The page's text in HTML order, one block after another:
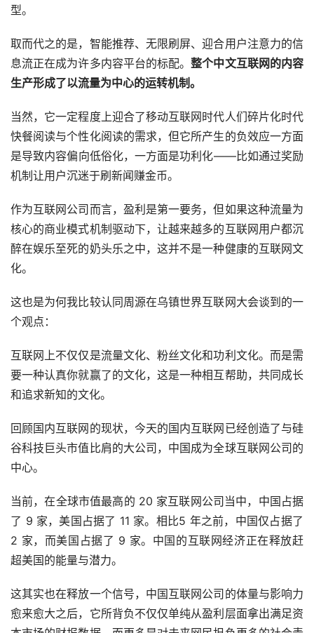
型。
取而代之的是，智能推荐、无限刷屏、迎合用户注意力的信
息流正在成为许多内容平台的标配。整个中文互联网的内容
生产形成了以流量为中心的运转机制。
当然，它一定程度上迎合了移动互联网时代人们碎片化时代
快餐阅读与个性化阅读的需求，但它所产生的负效应一方面
是导致内容偏向低俗化，一方面是功利化——比如通过奖励
机制让用户沉迷于刷新闻赚金币。
作为互联网公司而言，盈利是第一要务，但如果这种流量为
核心的商业模式机制驱动下，让越来越多的互联网用户都沉
醉在娱乐至死的奶头乐之中，这并不是一种健康的互联网文
化。
这也是为何我比较认同周源在乌镇世界互联网大会谈到的一
个观点：
互联网上不仅仅是流量文化、粉丝文化和功利文化。而是需
要一种认真你就赢了的文化，这是一种相互帮助，共同成长
和追求新知的文化。
回顾国内互联网的现状，今天的国内互联网已经创造了与硅
谷科技巨头市值比肩的大公司，中国成为全球互联网公司的
中心。
当前，在全球市值最高的 20 家互联网公司当中，中国占据
了 9 家，美国占据了 11 家。相比5 年之前，中国仅占据了
2 家，而美国占据了 9 家。中国的互联网经济正在释放赶
超美国的能量与潜力。
这其实也在释放一个信号，中国互联网公司的体量与影响力
愈来愈大之后，它所背负不仅仅单纯从盈利层面拿出满足资